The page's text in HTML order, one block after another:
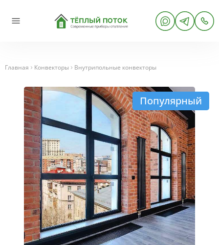
Главная Конвекторы Внутрипольные конвекторы
Популярный